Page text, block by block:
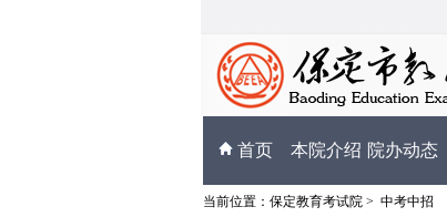
首页 本院介绍 院办动态
当前位置： 保定教育考试院 > 中考中招